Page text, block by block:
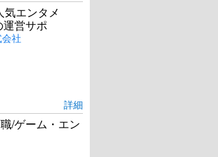
エンタメ
営サポ
社
詳細
/ゲーム・エン